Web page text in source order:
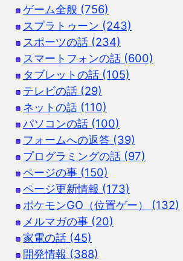
ゲーム全般 (756)
スプラトゥーン (243)
スポーツの話 (234)
スマートフォンの話 (600)
タブレットの話 (105)
テレビの話 (29)
ネットの話 (110)
パソコンの話 (100)
フォームへの返答 (39)
プログラミングの話 (97)
ページの事 (150)
ページ更新情報 (173)
ポケモンGO（位置ゲー） (132)
メルマガの事 (20)
家電の話 (45)
開発情報 (388)